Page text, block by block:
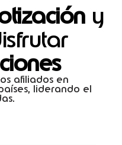
y
afiliados en
liderando el